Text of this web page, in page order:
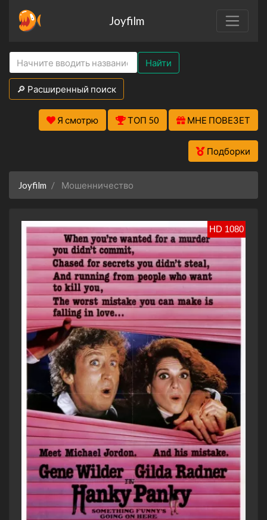
Joyfilm
Найти
🔎 Расширенный поиск
Я смотрю ТОП 50 МНЕ ПОВЕЗЕТ
Подборки
Joyfilm Мошенничество
HD 1080